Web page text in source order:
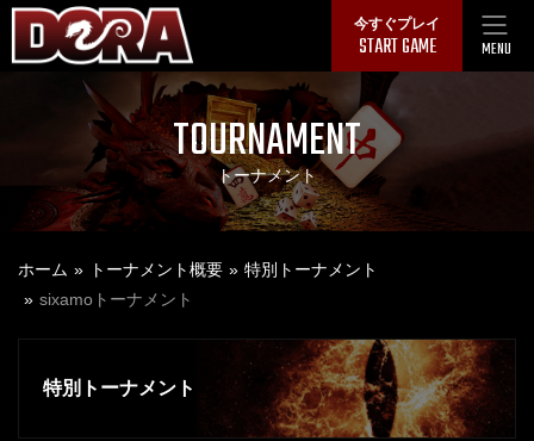
Skip
今すぐプレイ
START GAME MENU
TOURNAMENT
トーナメント
ホーム トーナメント概要
特別トーナメント
sixamoトーナメント
特別トーナメント